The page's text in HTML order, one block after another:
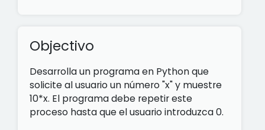
Objectivo
Desarrolla un programa en Python que
solicite al usuario un número "x" y muestre
10*x. El programa debe repetir este
proceso hasta que el usuario introduzca 0.